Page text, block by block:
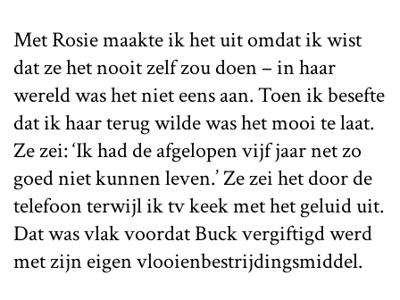
Met Rosie maakte ik het uit omdat ik wist
dat ze het nooit zelf zou doen – in haar
wereld was het niet eens aan. Toen ik besefte
dat ik haar terug wilde was het mooi te laat.
Ze zei: ‘Ik had de afgelopen vijf jaar net zo
goed niet kunnen leven.’ Ze zei het door de
telefoon terwijl ik tv keek met het geluid uit.
Dat was vlak voordat Buck vergiftigd werd
met zijn eigen vlooienbestrijdingsmiddel.